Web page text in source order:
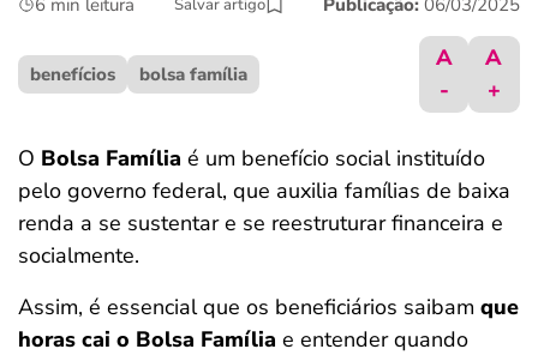
últimas notícias
ferramentas
6 min leitura Publicação: 06/03/2025
benefícios bolsa família
A
-
A
+
O Bolsa Família é um benefício social instituído
pelo governo federal, que auxilia famílias de baixa
renda a se sustentar e se reestruturar financeira e
socialmente.
Assim, é essencial que os beneficiários saibam que
horas cai o Bolsa Família e entender quando